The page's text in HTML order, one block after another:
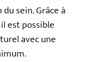
sein. Grâce à
est possible
avec une